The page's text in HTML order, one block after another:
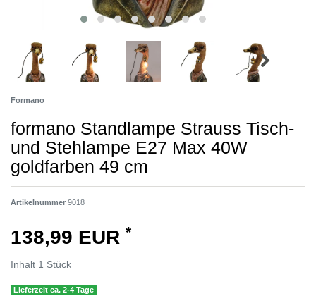
Formano
formano Standlampe Strauss Tisch-
und Stehlampe E27 Max 40W
goldfarben 49 cm
Artikelnummer 9018
138,99 EUR *
Inhalt 1 Stück
Lieferzeit ca. 2-4 Tage